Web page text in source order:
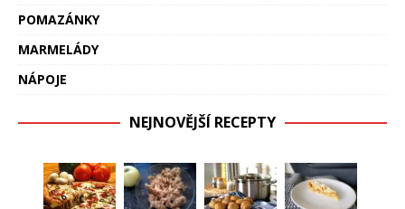
POMAZÁNKY
MARMELÁDY
NÁPOJE
NEJNOVĚJŠÍ RECEPTY